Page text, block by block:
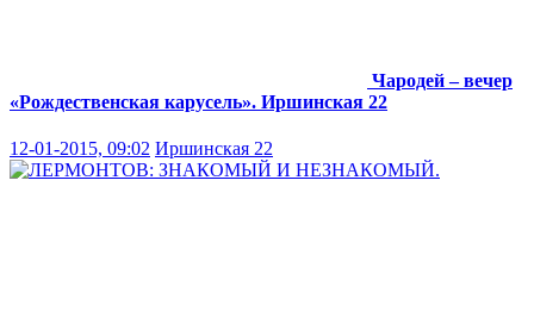
Чародей – вечер
«Рождественская карусель». Иршинская 22
12-01-2015, 09:02 Иршинская 22